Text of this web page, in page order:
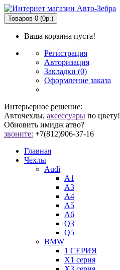
Товаров 0 (0р.)
Ваша корзина пуста!
Регистрация
Авторизация
Закладки (0)
Оформление заказа
Интерьерное решение:
Авточехлы, аксессуары по цвету!
Обновить имидж атво?
звоните: +7(812)906-37-16
Главная
Чехлы
Audi
A1
A3
A4
A5
A6
Q3
Q5
BMW
1 СЕРИЯ
X1 серия